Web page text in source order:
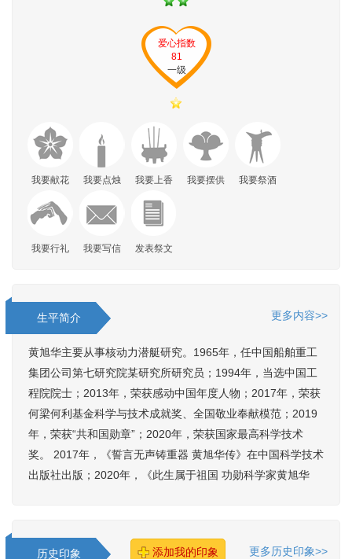
爱心指数
81
一级
我要献花 我要点烛 我要上香 我要摆供 我要祭酒
我要行礼 我要写信 发表祭文
生平简介 更多内容>>
黄旭华主要从事核动力潜艇研究。1965年，任中国船舶重工
集团公司第七研究院某研究所研究员；1994年，当选中国工
程院院士；2013年，荣获感动中国年度人物；2017年，荣获
何梁何利基金科学与技术成就奖、全国敬业奉献模范；2019
年，荣获“共和国勋章”；2020年，荣获国家最高科学技术
奖。 2017年，《誓言无声铸重器 黄旭华传》在中国科学技术
出版社出版；2020年，《此生属于祖国 功勋科学家黄旭华
历史印象 添加我的印象 更多历史印象>>